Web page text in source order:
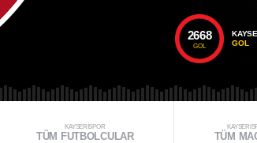
2668
GOL
GOL
KAYSERİSPOR
TÜM FUTBOLCULAR TÜM